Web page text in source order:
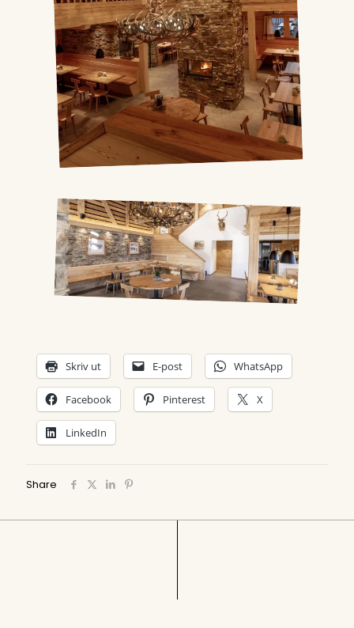
Skriv ut E-post WhatsApp
Facebook Pinterest X
LinkedIn
Share